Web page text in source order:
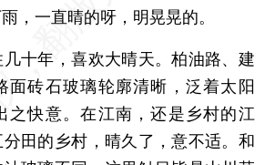
一直晴的呀，明晃晃的。
年，喜欢大晴天。柏油路、建
面砖石玻璃轮廓清晰，泛着太阳
之快意。在江南，还是乡村的江
田的乡村，晴久了，意不适。和